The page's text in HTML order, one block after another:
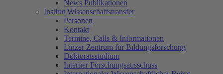
News Publikationen
Institut Wissenschaftstransfer
Personen
Kontakt
Termine, Calls & Informationen
Linzer Zentrum für Bildungsforschung
Doktoratsstudium
Interner Forschungsausschuss